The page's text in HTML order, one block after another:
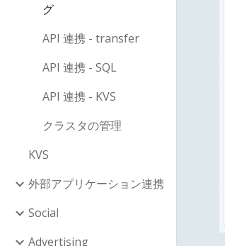
グ
API 連携 - transfer
API 連携 - SQL
API 連携 - KVS
クラスタの管理
KVS
外部アプリケーション連携
Social
Advertising